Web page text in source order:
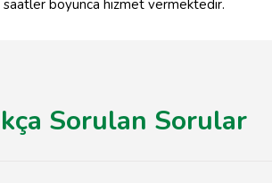
saatler boyunca hizmet vermektedir.
Sorulan Sorular